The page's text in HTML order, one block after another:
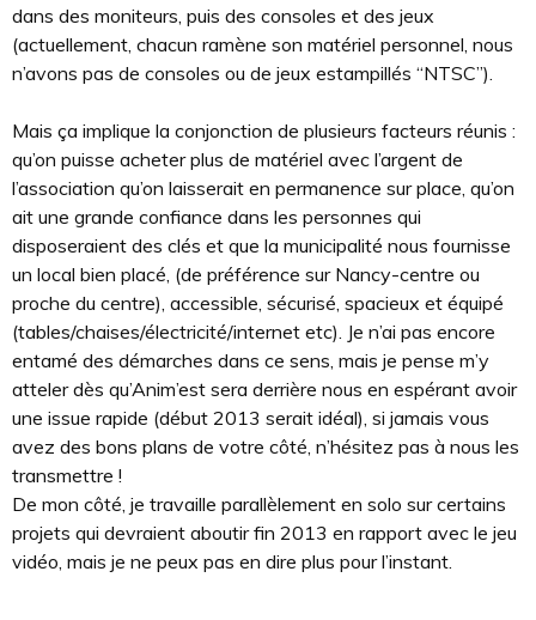
dans des moniteurs, puis des consoles et des jeux
(actuellement, chacun ramène son matériel personnel, nous
n’avons pas de consoles ou de jeux estampillés “NTSC”).
Mais ça implique la conjonction de plusieurs facteurs réunis :
qu’on puisse acheter plus de matériel avec l’argent de
l’association qu’on laisserait en permanence sur place, qu’on
ait une grande confiance dans les personnes qui
disposeraient des clés et que la municipalité nous fournisse
un local bien placé, (de préférence sur Nancy-centre ou
proche du centre), accessible, sécurisé, spacieux et équipé
(tables/chaises/électricité/internet etc). Je n’ai pas encore
entamé des démarches dans ce sens, mais je pense m’y
atteler dès qu’Anim’est sera derrière nous en espérant avoir
une issue rapide (début 2013 serait idéal), si jamais vous
avez des bons plans de votre côté, n’hésitez pas à nous les
transmettre !
De mon côté, je travaille parallèlement en solo sur certains
projets qui devraient aboutir fin 2013 en rapport avec le jeu
vidéo, mais je ne peux pas en dire plus pour l’instant.